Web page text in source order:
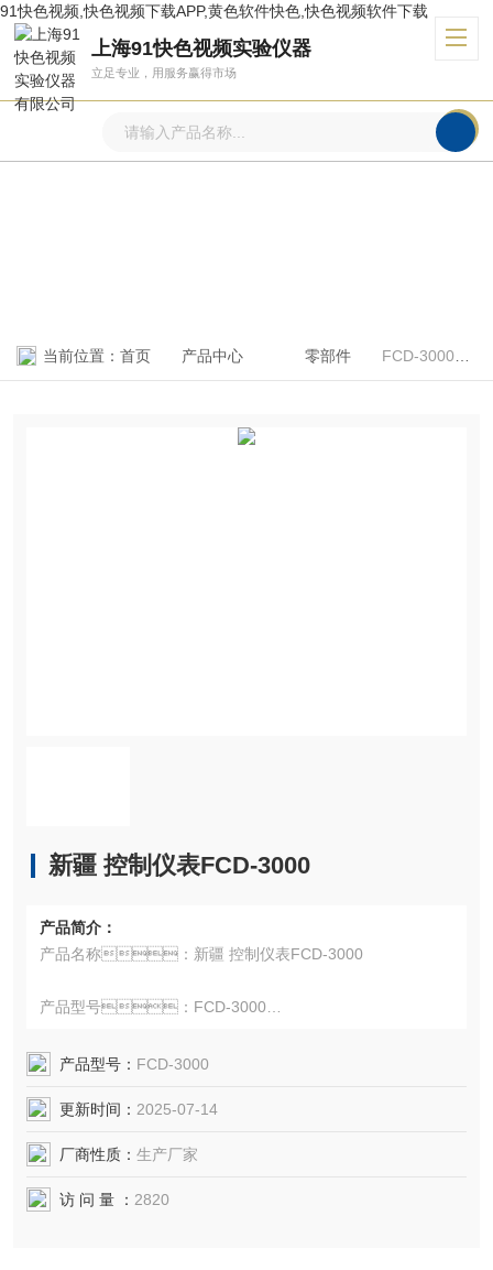
91快色视频,快色视频下载APP,黄色软件快色,快色视频软件下载
上海91快色视频实验仪器
立足专业，用服务赢得市场
当前位置： 首页 产品中心 零部件 FCD-3000新疆 控制仪表FCD-3000
新疆 控制仪表FCD-3000
产品简介：
产品名称：新疆 控制仪表FCD-3000
产品型号：FCD-3000
用途：采集热电偶或热电阻的测温信号，通过温
的，适用于国内各品牌电热恒温黄色软件快
色，快色视频下载APP
产品型号： FCD-3000
更新时间： 2025-07-14
厂商性质： 生产厂家
访 问 量 ： 2820